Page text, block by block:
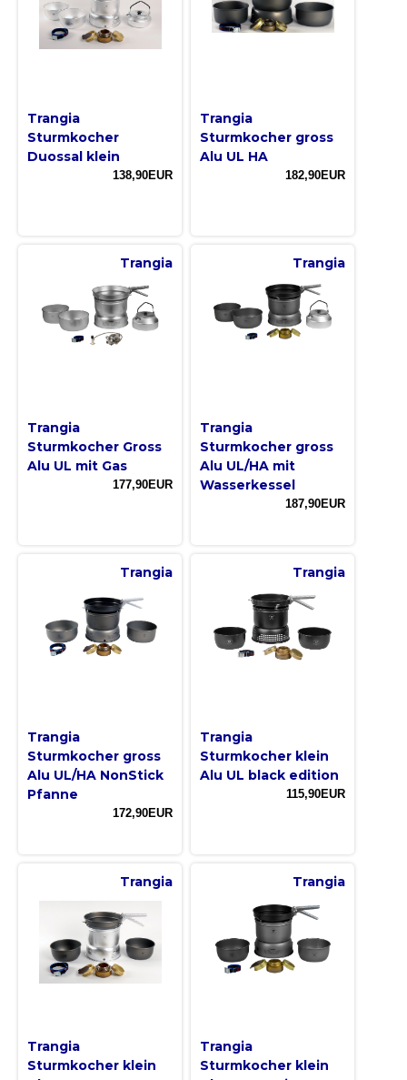
Trangia
Sturmkocher
Duossal klein
138,90EUR
Trangia
Sturmkocher gross
Alu UL HA
182,90EUR
Trangia
Trangia
Sturmkocher Gross
Alu UL mit Gas
177,90EUR
Trangia
Trangia
Sturmkocher gross
Alu UL/HA mit
Wasserkessel
187,90EUR
Trangia
Trangia
Sturmkocher gross
Alu UL/HA NonStick
Pfanne
172,90EUR
Trangia
Trangia
Sturmkocher klein
Alu UL black edition
115,90EUR
Trangia
Trangia
Sturmkocher klein
Trangia
Trangia
Sturmkocher klein